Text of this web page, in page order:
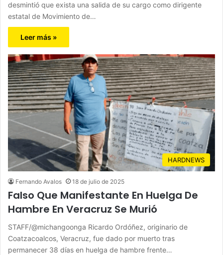
desmintió que exista una salida de su cargo como dirigente
estatal de Movimiento de…
Leer más »
HARDNEWS
Fernando Avalos 18 de julio de 2025
Falso Que Manifestante En Huelga De
Hambre En Veracruz Se Murió
STAFF/@michangoonga Ricardo Ordóñez, originario de
Coatzacoalcos, Veracruz, fue dado por muerto tras
permanecer 38 días en huelga de hambre frente…